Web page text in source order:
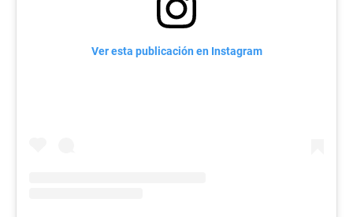
Ver esta publicación en Instagram